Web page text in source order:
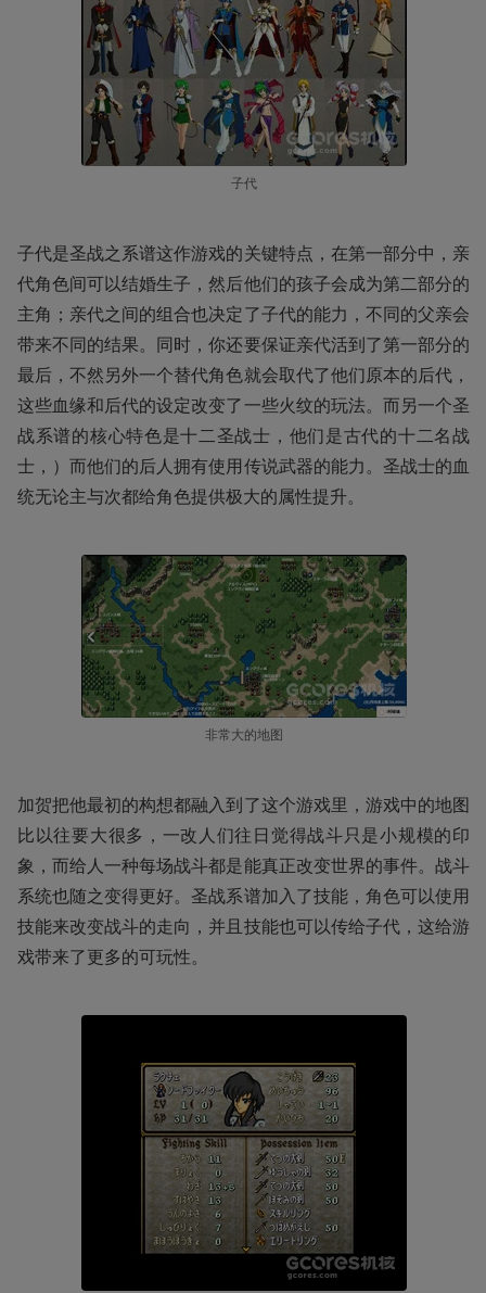
子代
子代是圣战之系谱这作游戏的关键特点，在第一部分中，亲
代角色间可以结婚生子，然后他们的孩子会成为第二部分的
主角；亲代之间的组合也决定了子代的能力，不同的父亲会
带来不同的结果。同时，你还要保证亲代活到了第一部分的
最后，不然另外一个替代角色就会取代了他们原本的后代，
这些血缘和后代的设定改变了一些火纹的玩法。而另一个圣
战系谱的核心特色是十二圣战士，他们是古代的十二名战
士，）而他们的后人拥有使用传说武器的能力。圣战士的血
统无论主与次都给角色提供极大的属性提升。
非常大的地图
加贺把他最初的构想都融入到了这个游戏里，游戏中的地图
比以往要大很多，一改人们往日觉得战斗只是小规模的印
象，而给人一种每场战斗都是能真正改变世界的事件。战斗
系统也随之变得更好。圣战系谱加入了技能，角色可以使用
技能来改变战斗的走向，并且技能也可以传给子代，这给游
戏带来了更多的可玩性。